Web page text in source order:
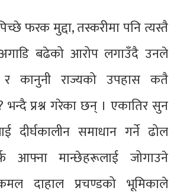
फरक मुद्दा, तस्करीमा पनि त्यस्तै
बढेको आरोप लगाउँदै उनले
कानुनी राज्यको उपहास कतै
प्रश्न गरेका छन् । एकातिर सुन
दीर्घकालीन समाधान गर्ने ढोल
आफ्ना मान्छेहरूलाई जोगाउने
दाहाल प्रचण्डको भूमिकाले